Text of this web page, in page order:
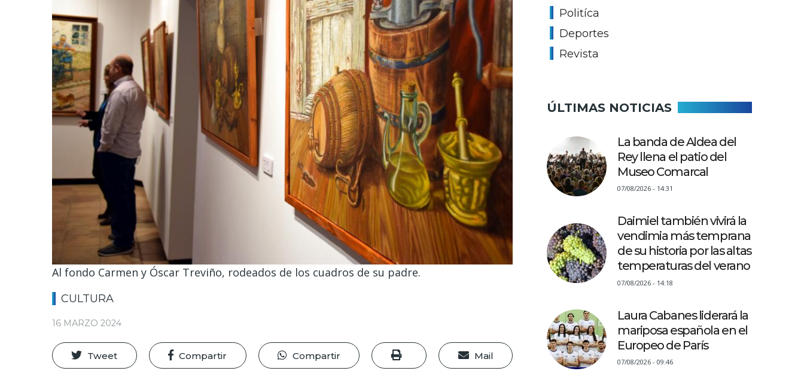
Al fondo Carmen y Óscar Treviño, rodeados de los cuadros de su padre.
CULTURA
16 MARZO 2024
Tweet Compartir Compartir Mail
Politíca
Deportes
Revista
ÚLTIMAS NOTICIAS
La banda de Aldea del
Rey llena el patio del
Museo Comarcal
07/08/2026 - 14:31
Daimiel también vivirá la
vendimia más temprana
de su historia por las altas
temperaturas del verano
07/08/2026 - 14:18
Laura Cabanes liderará la
mariposa española en el
Europeo de París
07/08/2026 - 09:46